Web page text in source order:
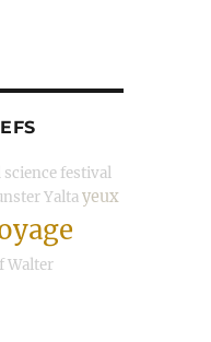
festival
Yaltayeux
Walter